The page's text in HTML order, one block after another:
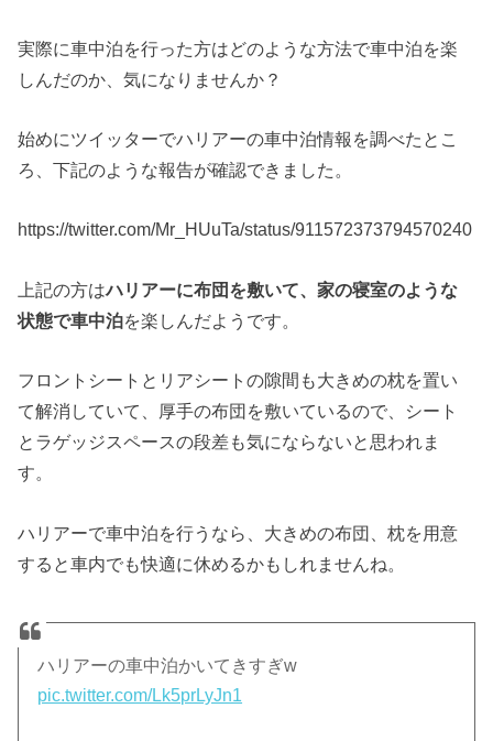
実際に車中泊を行った方はどのような方法で車中泊を楽
しんだのか、気になりませんか？
始めにツイッターでハリアーの車中泊情報を調べたとこ
ろ、下記のような報告が確認できました。
https://twitter.com/Mr_HUuTa/status/911572373794570240
上記の方はハリアーに布団を敷いて、家の寝室のような
状態で車中泊を楽しんだようです。
フロントシートとリアシートの隙間も大きめの枕を置い
て解消していて、厚手の布団を敷いているので、シート
とラゲッジスペースの段差も気にならないと思われま
す。
ハリアーで車中泊を行うなら、大きめの布団、枕を用意
すると車内でも快適に休めるかもしれませんね。
ハリアーの車中泊かいてきすぎw
pic.twitter.com/Lk5prLyJn1